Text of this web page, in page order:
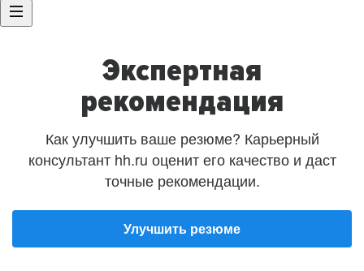
Экспертная
рекомендация
Как улучшить ваше резюме? Карьерный
консультант hh.ru оценит его качество и даст
точные рекомендации.
Улучшить резюме